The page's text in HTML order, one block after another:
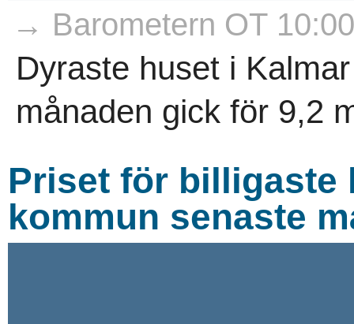
→ Barometern OT 10:00
Dyraste huset i
månaden gick för 9,2
Priset för billigaste
kommun senaste